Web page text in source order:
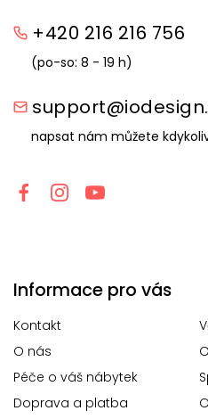
+420 216 216 756
(po-so: 8 - 19 h)
napsat nám můžete
Informace pro vás
Kontakt
O nás
Péče o váš nábytek
Doprava a platba